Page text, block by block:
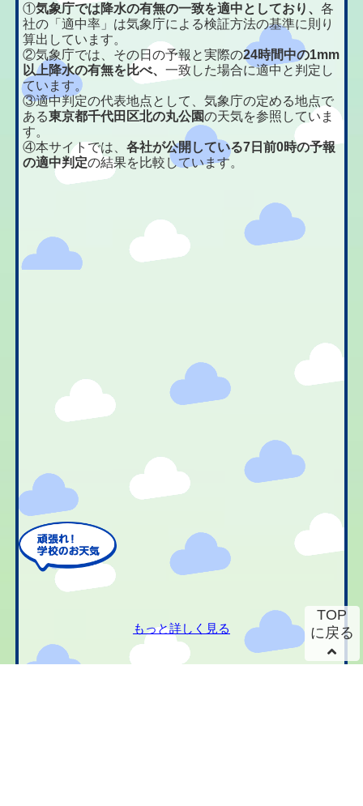
①気象庁では降水の有無の一致を適中としており、各
社の「適中率」は気象庁による検証方法の基準に則り
算出しています。
②気象庁では、その日の予報と実際の24時間中の1mm
以上降水の有無を比べ、一致した場合に適中と判定し
ています。
③適中判定の代表地点として、気象庁の定める地点で
ある東京都千代田区北の丸公園の天気を参照していま
す。
④本サイトでは、各社が公開している7日前0時の予報
の適中判定の結果を比較しています。
もっと詳しく見る
TOP
に戻る